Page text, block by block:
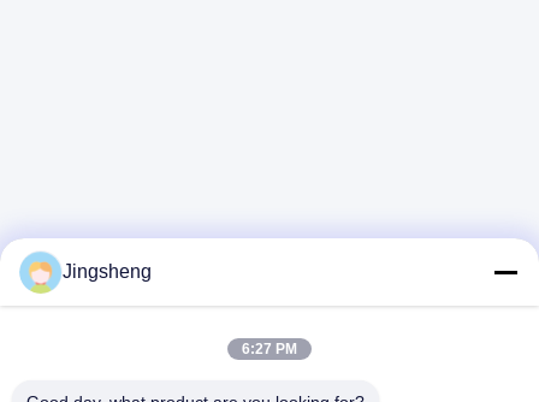
Jingsheng
6:27 PM